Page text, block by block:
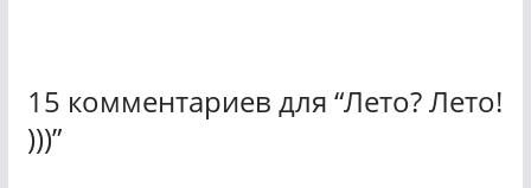
15 комментариев для “Лето? Лето!
)))”